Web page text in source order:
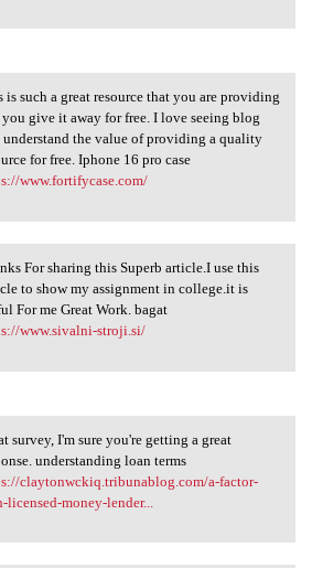
such a great resource
is such a great resource that you are providing
you give it away for free. I love seeing blog
understand the value of providing a quality
for free. Iphone 16 pro case
www.fortifycase.com/
For sharing this
For sharing this Superb article.I use this
to show my assignment in college.it is
For me Great Work. bagat
www.sivalni-stroji.si/
survey, I'm sure you're
survey, I'm sure you're getting a great
understanding loan terms
claytonwckiq.tribunablog.com/a-factor-
licensed-money-lender...